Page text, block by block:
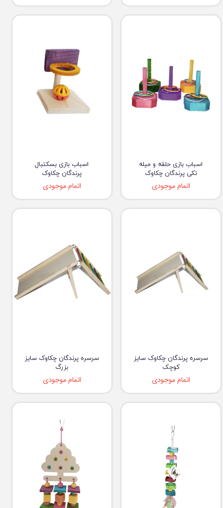
اسباب بازی حلقه و میله
تکی پرندگان چکاوک
اتمام موجودی
اسباب بازی بسکتبال
پرندگان چکاوک
اتمام موجودی
سرسره پرندگان چکاوک سایز
کوچک
اتمام موجودی
سرسره پرندگان چکاوک سایز
بزرگ
اتمام موجودی